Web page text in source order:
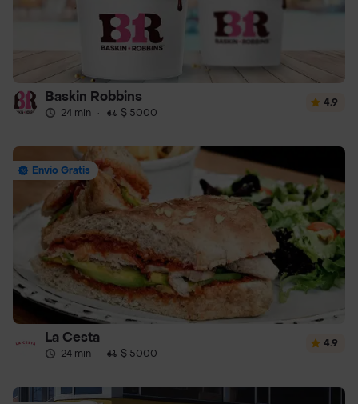
Baskin Robbins
24 min · $ 5000
4.9
Envío Gratis
La Cesta
24 min · $ 5000
4.9